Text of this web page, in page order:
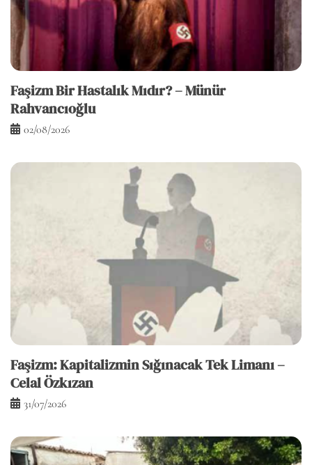
Faşizm Bir Hastalık Mıdır? – Münür
Rahvancıoğlu
02/08/2026
Faşizm: Kapitalizmin Sığınacak Tek Limanı –
Celal Özkızan
31/07/2026